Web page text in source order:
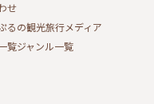
せ
るの観光旅行メディア
覧ジャンル一覧